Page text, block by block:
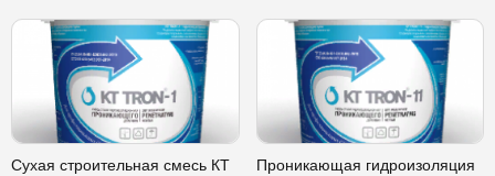
Сухая строительная смесь КТ
Проникающая гидроизоляция